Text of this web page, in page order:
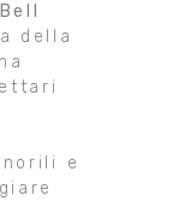
della
e